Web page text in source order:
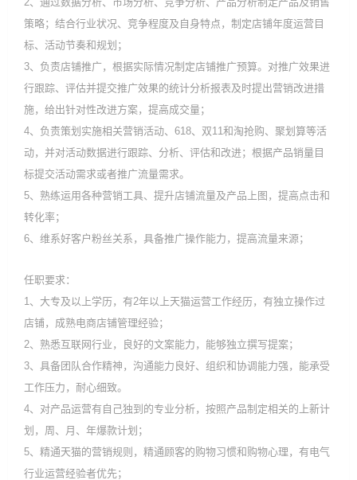
策略；结合行业状况、竞争程度及自身特点，制定店铺年度运营目
标、活动节奏和规划；
3、负责店铺推广，根据实际情况制定店铺推广预算。对推广效果进
行跟踪、评估并提交推广效果的统计分析报表及时提出营销改进措
施，给出针对性改进方案，提高成交量；
4、负责策划实施相关营销活动、618、双11和淘抢购、聚划算等活
动，并对活动数据进行跟踪、分析、评估和改进；根据产品销量目
标提交活动需求或者推广流量需求。
5、熟练运用各种营销工具、提升店铺流量及产品上图，提高点击和
转化率；
6、维系好客户粉丝关系，具备推广操作能力，提高流量来源；
任职要求：
1、大专及以上学历，有2年以上天猫运营工作经历，有独立操作过
店铺，成熟电商店铺管理经验；
2、熟悉互联网行业，良好的文案能力，能够独立撰写提案；
3、具备团队合作精神，沟通能力良好、组织和协调能力强，能承受
工作压力，耐心细致。
4、对产品运营有自己独到的专业分析，按照产品制定相关的上新计
划，周、月、年爆款计划；
5、精通天猫的营销规则，精通顾客的购物习惯和购物心理，有电气
行业运营经验者优先；